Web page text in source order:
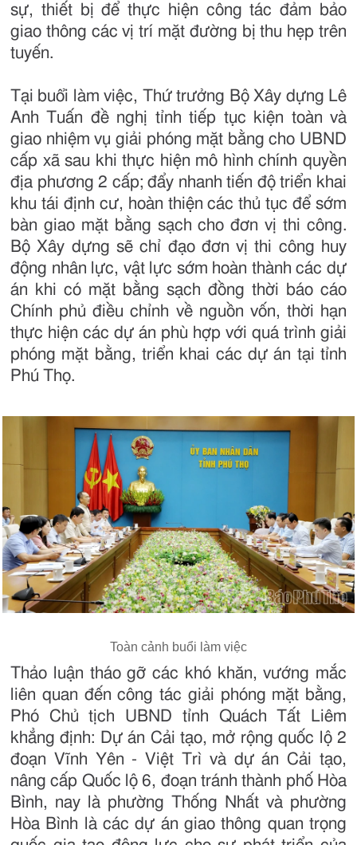
sự, thiết bị để thực hiện công tác đảm bảo
giao thông các vị trí mặt đường bị thu hẹp trên
tuyến.
Tại buổi làm việc, Thứ trưởng Bộ Xây dựng Lê
Anh Tuấn đề nghị tỉnh tiếp tục kiện toàn và
giao nhiệm vụ giải phóng mặt bằng cho UBND
cấp xã sau khi thực hiện mô hình chính quyền
địa phương 2 cấp; đẩy nhanh tiến độ triển khai
khu tái định cư, hoàn thiện các thủ tục để sớm
bàn giao mặt bằng sạch cho đơn vị thi công.
Bộ Xây dựng sẽ chỉ đạo đơn vị thi công huy
động nhân lực, vật lực sớm hoàn thành các dự
án khi có mặt bằng sạch đồng thời báo cáo
Chính phủ điều chỉnh về nguồn vốn, thời hạn
thực hiện các dự án phù hợp với quá trình giải
phóng mặt bằng, triển khai các dự án tại tỉnh
Phú Thọ.
Toàn cảnh buổi làm việc
Thảo luận tháo gỡ các khó khăn, vướng mắc
liên quan đến công tác giải phóng mặt bằng,
Phó Chủ tịch UBND tỉnh Quách Tất Liêm
khẳng định: Dự án Cải tạo, mở rộng quốc lộ 2
đoạn Vĩnh Yên - Việt Trì và dự án Cải tạo,
nâng cấp Quốc lộ 6, đoạn tránh thành phố Hòa
Bình, nay là phường Thống Nhất và phường
Hòa Bình là các dự án giao thông quan trọng